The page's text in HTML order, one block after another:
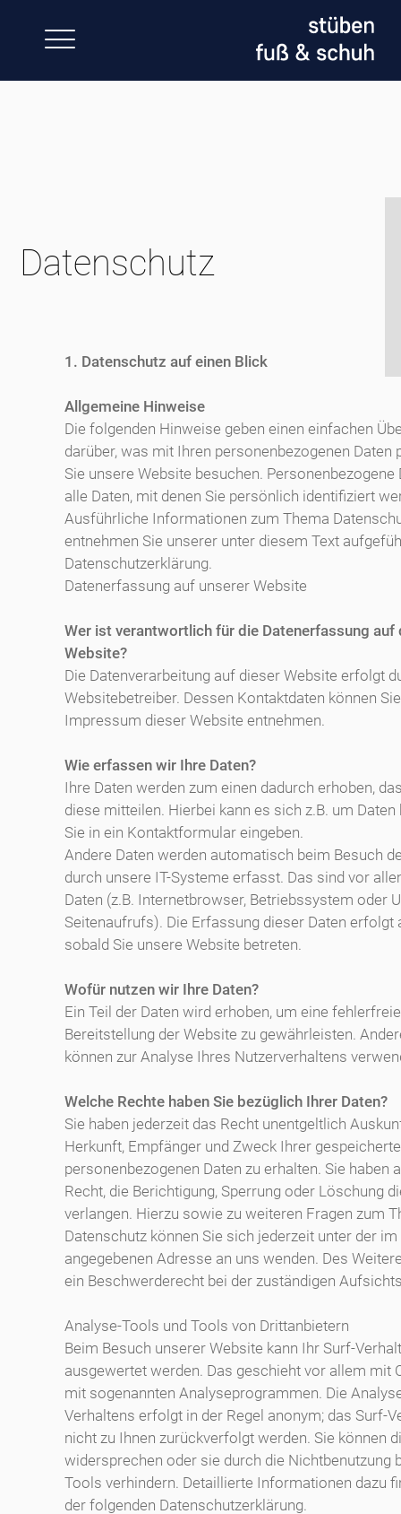
Datenschutz
1. Datenschutz auf einen Blick
Allgemeine Hinweise
Die folgenden Hinweise geben einen einfachen
darüber, was mit Ihren personenbezogenen Daten
Sie unsere Website besuchen. Personenbezogene
alle Daten, mit denen Sie persönlich identifiziert
Ausführliche Informationen zum Thema
entnehmen Sie unserer unter diesem Text
Datenschutzerklärung.
Datenerfassung auf unserer Website
Wer ist verantwortlich für die Datenerfassung auf
Website?
Die Datenverarbeitung auf dieser Website erfolgt
Websitebetreiber. Dessen Kontaktdaten können
Impressum dieser Website entnehmen.
Wie erfassen wir Ihre Daten?
Ihre Daten werden zum einen dadurch erhoben,
diese mitteilen. Hierbei kann es sich z.B. um Daten
Sie in ein Kontaktformular eingeben.
Andere Daten werden automatisch beim Besuch
durch unsere IT-Systeme erfasst. Das sind vor
Daten (z.B. Internetbrowser, Betriebssystem oder
Seitenaufrufs). Die Erfassung dieser Daten erfolgt
sobald Sie unsere Website betreten.
Wofür nutzen wir Ihre Daten?
Ein Teil der Daten wird erhoben, um eine fehlerfreie
Bereitstellung der Website zu gewährleisten.
können zur Analyse Ihres Nutzerverhaltens
Welche Rechte haben Sie bezüglich Ihrer Daten?
Sie haben jederzeit das Recht unentgeltlich
Herkunft, Empfänger und Zweck Ihrer
personenbezogenen Daten zu erhalten. Sie haben
Recht, die Berichtigung, Sperrung oder Löschung
verlangen. Hierzu sowie zu weiteren Fragen zum
Datenschutz können Sie sich jederzeit unter der
angegebenen Adresse an uns wenden. Des
ein Beschwerderecht bei der zuständigen
Analyse-Tools und Tools von Drittanbietern
Beim Besuch unserer Website kann Ihr Surf-
ausgewertet werden. Das geschieht vor allem mit
mit sogenannten Analyseprogrammen. Die
Verhaltens erfolgt in der Regel anonym; das Surf-
nicht zu Ihnen zurückverfolgt werden. Sie können
widersprechen oder sie durch die Nichtbenutzung
Tools verhindern. Detaillierte Informationen dazu
der folgenden Datenschutzerklärung.